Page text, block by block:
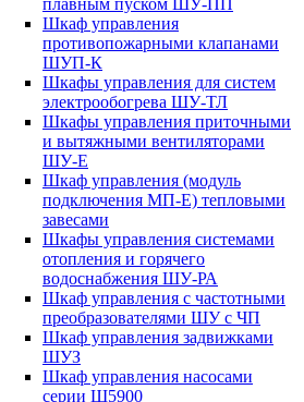
плавным пуском ШУ-ПП
Шкаф управления
противопожарными клапанами
ШУП-К
Шкафы управления для систем
электрообогрева ШУ-ТЛ
Шкафы управления приточными
и вытяжными вентиляторами
ШУ-Е
Шкаф управления (модуль
подключения МП-Е) тепловыми
завесами
Шкафы управления системами
отопления и горячего
водоснабжения ШУ-РА
Шкаф управления с частотными
преобразователями ШУ с ЧП
Шкаф управления задвижками
ШУЗ
Шкаф управления насосами
серии Ш5900